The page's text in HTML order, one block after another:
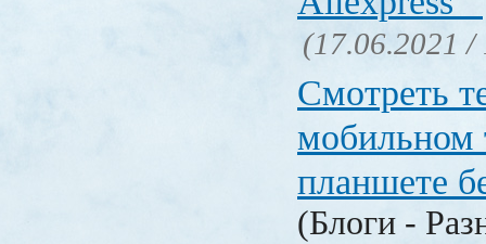
(17.06.2021 /
Смотреть
мобильном
планшете
(Блоги -